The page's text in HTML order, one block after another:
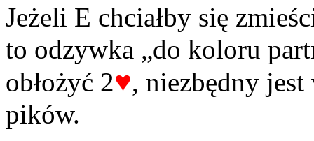
Jeżeli E chciałby się
to odzywka „do koloru
obłożyć 2♥, niezbędny
pików.